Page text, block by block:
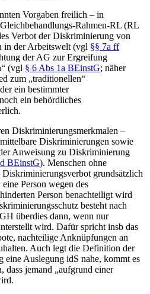
Vorgaben freilich – in
Rahmen-RL (RL
Verbot der Diskriminierung von
in der Arbeitswelt (vgl §§ 7a ff
der AG zur Ergreifung
(vgl § 6 Abs 1a BEinstG; näher
zum „traditionellen“
ein bestimmter
ein behördliches
Diskriminierungsmerkmalen –
Diskriminierungen sowie
Anweisung zu Diskriminierung
BEinstG). Menschen ohne
grundsätzlich
Person wegen des
Person benachteiligt wird
besteht nach
überdies dann, wenn nur
wird. Dafür spricht insb das
nachteilige Anknüpfungen an
Auch legt die Definition der
Auslegung idS nahe, kommt es
dass jemand „aufgrund einer